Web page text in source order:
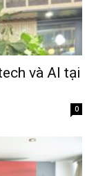
và AI tại
0